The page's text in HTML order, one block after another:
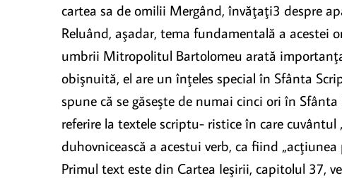
cartea sa de omilii Mergând, învăţaţi3 despre
Reluând, aşadar, tema fundamentală a
umbrii Mitropolitul Bartolomeu arată
obişnuită, el are un înţeles special în Sfânta
spune că se găseşte de numai cinci ori în
referire la textele scriptu- ristice în care
duhovnicească a acestui verb, ca fiind
Primul text este din Cartea Ieşirii, capitolul 37,